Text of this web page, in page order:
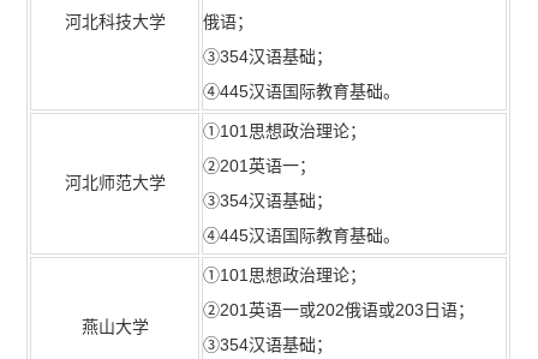
河北科技大学
俄语；
③354汉语基础；
④445汉语国际教育基础。
河北师范大学
①101思想政治理论；
②201英语一；
③354汉语基础；
④445汉语国际教育基础。
燕山大学
①101思想政治理论；
②201英语一或202俄语或203日语；
③354汉语基础；